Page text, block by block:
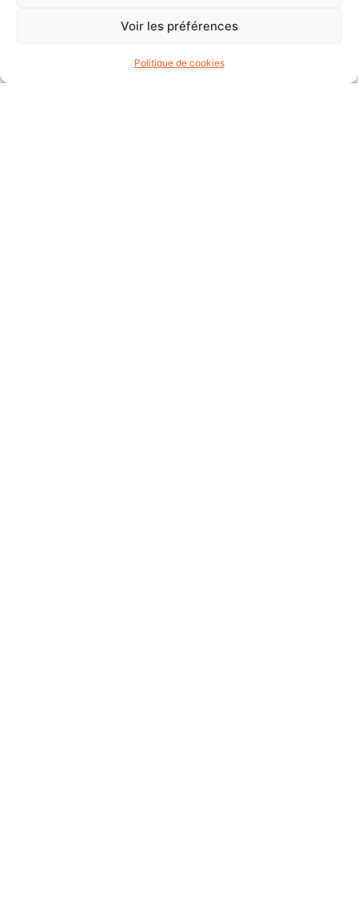
Voir les préférences
Politique de cookies
INTEMPÉRIES À LILLES
Protégez et prolongez la vie de votre écran